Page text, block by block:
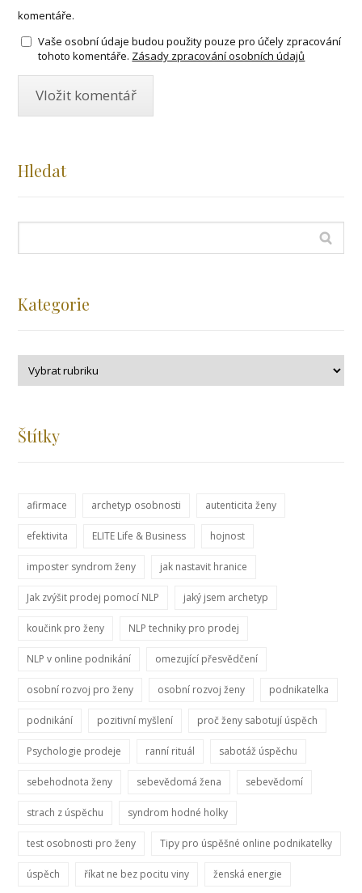
komentáře.
Vaše osobní údaje budou použity pouze pro účely zpracování
tohoto komentáře. Zásady zpracování osobních údajů
Hledat
Kategorie
Štítky
afirmace archetyp osobnosti autenticita ženy
efektivita ELITE Life & Business hojnost
imposter syndrom ženy jak nastavit hranice
Jak zvýšit prodej pomocí NLP jaký jsem archetyp
koučink pro ženy NLP techniky pro prodej
NLP v online podnikání omezující přesvědčení
osobní rozvoj pro ženy osobní rozvoj ženy podnikatelka
podnikání pozitivní myšlení proč ženy sabotují úspěch
Psychologie prodeje ranní rituál sabotáž úspěchu
sebehodnota ženy sebevědomá žena sebevědomí
strach z úspěchu syndrom hodné holky
test osobnosti pro ženy Tipy pro úspěšné online podnikatelky
úspěch říkat ne bez pocitu viny ženská energie